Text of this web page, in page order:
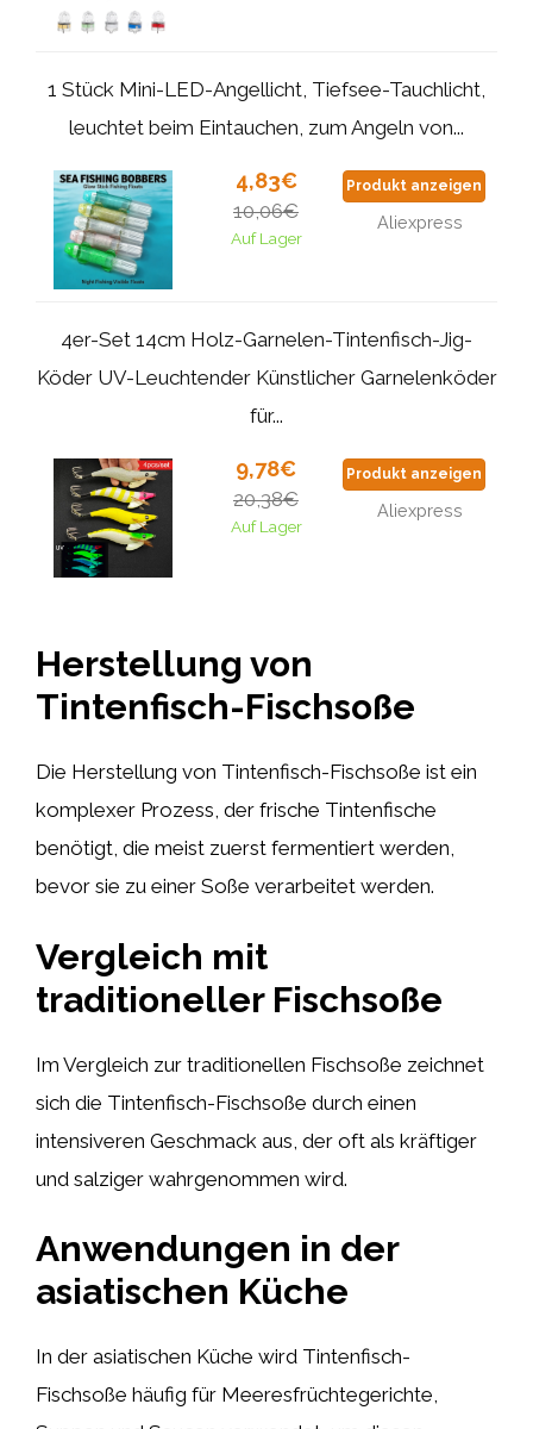
1 Stück Mini-LED-Angellicht, Tiefsee-Tauchlicht,
leuchtet beim Eintauchen, zum Angeln von...
4,83€
10,06€
Auf Lager
Produkt anzeigen
Aliexpress
4er-Set 14cm Holz-Garnelen-Tintenfisch-Jig-
Köder UV-Leuchtender Künstlicher Garnelenköder
für...
9,78€
20,38€
Auf Lager
Produkt anzeigen
Aliexpress
Herstellung von
Tintenfisch-Fischsoße
Die Herstellung von Tintenfisch-Fischsoße ist ein
komplexer Prozess, der frische Tintenfische
benötigt, die meist zuerst fermentiert werden,
bevor sie zu einer Soße verarbeitet werden.
Vergleich mit
traditioneller Fischsoße
Im Vergleich zur traditionellen Fischsoße zeichnet
sich die Tintenfisch-Fischsoße durch einen
intensiveren Geschmack aus, der oft als kräftiger
und salziger wahrgenommen wird.
Anwendungen in der
asiatischen Küche
In der asiatischen Küche wird Tintenfisch-
Fischsoße häufig für Meeresfrüchtegerichte,